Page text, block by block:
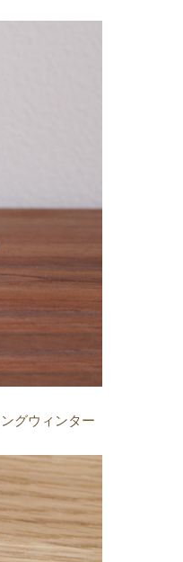
グウィンター